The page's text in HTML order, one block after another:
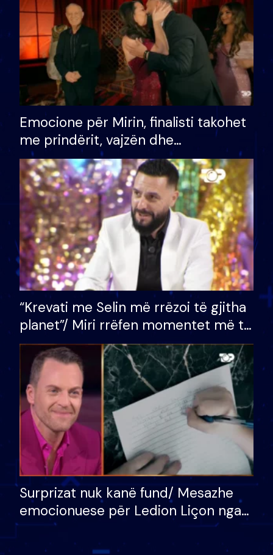
Emocione për Mirin, finalisti takohet
me prindërit, vajzën dhe
bashkëshorten: S’kemi ndonjë letër
divorci apo jo?
“Krevati me Selin më rrëzoi të gjitha
planet”/ Miri rrëfen momentet më të
bukura në shtëpinë e BB VIP: Do më
mungojë zilja e mëngjesit kur…
Surprizat nuk kanë fund/ Mesazhe
emocionuese për Ledion Liçon nga
nëna dhe fëmijët e tij, moderatori
nuk i mban dot lotët: Nuk meritoj…